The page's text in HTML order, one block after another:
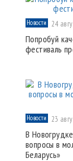
Новости 24
Попробуй
фестиваль
Новости 23
В
вопросы в
Беларусь»